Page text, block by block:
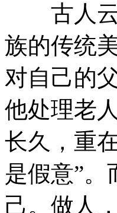
古人云
族的传统
对自己的
他处理老
长久，重
是假意”
己。做人